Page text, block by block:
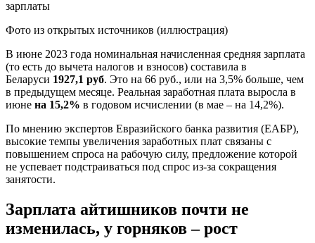
Фото из открытых источников (иллюстрация)
В июне 2023 года номинальная начисленная средняя зарплата
(то есть до вычета налогов и взносов) составила в
Беларуси 1927,1 руб. Это на 66 руб., или на 3,5% больше, чем
в предыдущем месяце. Реальная заработная плата выросла в
июне на 15,2% в годовом исчислении (в мае – на 14,2%).
По мнению экспертов Евразийского банка развития (ЕАБР),
высокие темпы увеличения заработных плат связаны с
повышением спроса на рабочую силу, предложение которой
не успевает подстраиваться под спрос из-за сокращения
занятости.
Зарплата айтишников почти не
изменилась, у горняков – рост